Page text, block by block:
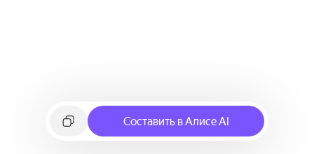
Составить в Алисе AI